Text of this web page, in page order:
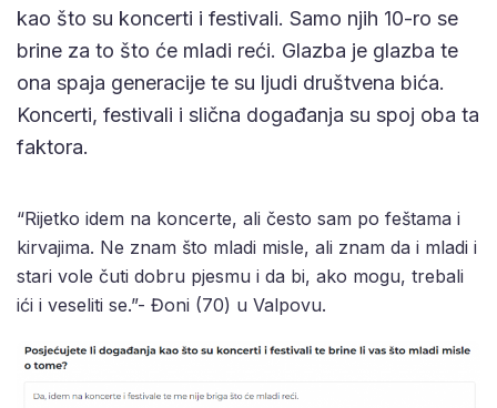
kao što su koncerti i festivali. Samo njih 10-ro se
brine za to što će mladi reći. Glazba je glazba te
ona spaja generacije te su ljudi društvena bića.
Koncerti, festivali i slična događanja su spoj oba ta
faktora.
“Rijetko idem na koncerte, ali često sam po feštama i
kirvajima. Ne znam što mladi misle, ali znam da i mladi i
stari vole čuti dobru pjesmu i da bi, ako mogu, trebali
ići i veseliti se.”- Đoni (70) u Valpovu.